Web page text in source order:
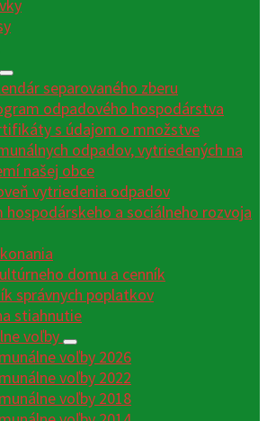
separovaného zberu
odpadového hospodárstva
s údajom o množstve
odpadov, vytriedených na
našej obce
vytriedenia odpadov
hospodárskeho a sociálneho rozvoja
domu a cenník
správnych poplatkov
stiahnutie
voľby
voľby 2026
voľby 2022
voľby 2018